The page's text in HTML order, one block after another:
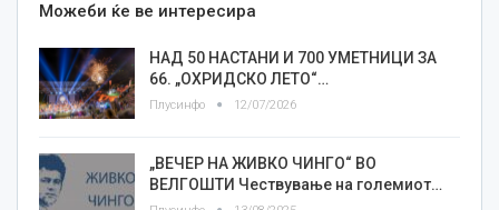
Можеби ќе ве интересира
НАД 50 НАСТАНИ И 700 УМЕТНИЦИ ЗА
66. „ОХРИДСКО ЛЕТО“…
Плусинфо 12/07/2026
„ВЕЧЕР НА ЖИВКО ЧИНГО“ ВО
ВЕЛГОШТИ Чествување на големиот…